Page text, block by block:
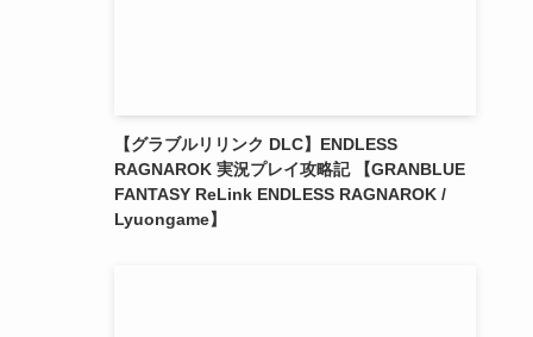
【グラブルリリンク DLC】ENDLESS
RAGNAROK 実況プレイ攻略記 【GRANBLUE
FANTASY ReLink ENDLESS RAGNAROK /
Lyuongame】